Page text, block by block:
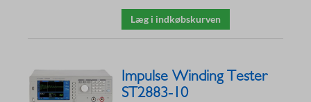
Læg i indkøbskurven
Impulse Winding Tester
ST2883-10